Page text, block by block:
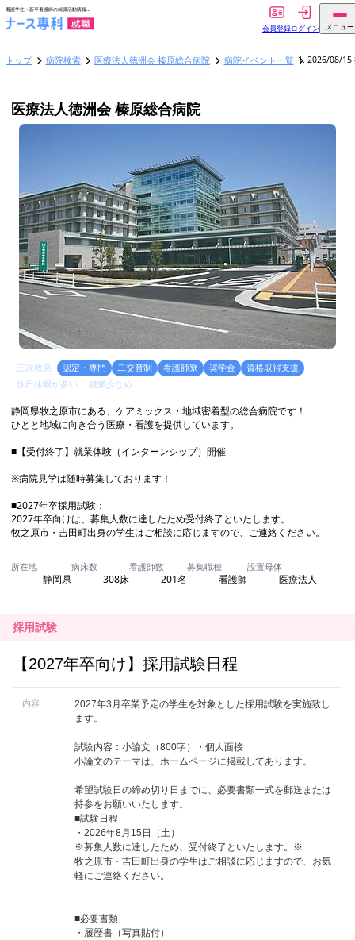
採用試験
【2027年卒向け】採用試験日程
内容
2027年3月卒業予定の学生を対象とした採用試験を実施致し
ます。
試験内容：小論文（800字）・個人面接
小論文のテーマは、ホームページに掲載してあります。
希望試験日の締め切り日までに、必要書類一式を郵送または
持参をお願いいたします。
■試験日程
・2026年8月15日（土）
※募集人数に達したため、受付終了といたします。※
牧之原市・吉田町出身の学生はご相談に応じますので、お気
軽にご連絡ください。
■必要書類
・履歴書（写真貼付）